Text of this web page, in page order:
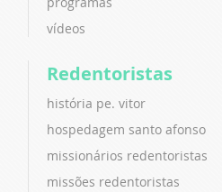
vídeos
Redentoristas
história pe. vitor
hospedagem santo afonso
missionários redentoristas
missões redentoristas